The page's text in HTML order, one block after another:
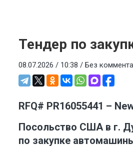
Тендер по
08.07.2026 / 10:38 / Без
RFQ# PR16055441 –
Посольство США в г.
по закупке